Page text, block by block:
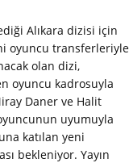
Alıkara dizisi için
oyuncu transferleriyle
olan dizi,
oyuncu kadrosuyla
Daner ve Halit
uyumuyla
katılan yeni
bekleniyor. Yayın